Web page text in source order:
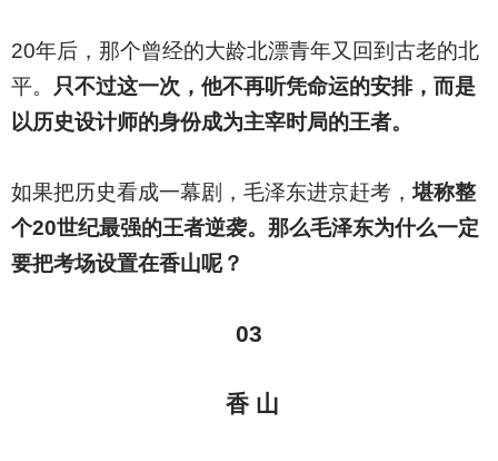
20年后，那个曾经的大龄北漂青年又回到古老的北
平。
只不过这一次，他不再听凭命运的安排，而是
以历史设计师的身份成为主宰时局的王者。
如果把历史看成一幕剧，毛泽东进京赶考，堪称整
个20世纪最强的王者逆袭。那么毛泽东为什么一定
要把考场设置在香山呢？
03
香 山